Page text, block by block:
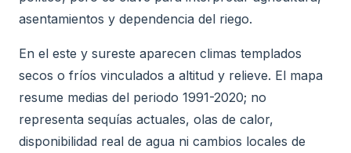
asentamientos y dependencia del riego.
En el este y sureste aparecen climas templados
secos o fríos vinculados a altitud y relieve. El mapa
resume medias del periodo 1991-2020; no
representa sequías actuales, olas de calor,
disponibilidad real de agua ni cambios locales de